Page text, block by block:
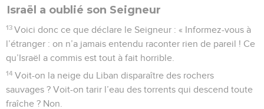
Israël a oublié son Seigneur
13 Voici donc ce que déclare le Seigneur : « Informez-vous à
l’étranger : on n’a jamais entendu raconter rien de pareil ! Ce
qu’Israël a commis est tout à fait horrible.
14 Voit-on la neige du Liban disparaître des rochers
sauvages ? Voit-on tarir l’eau des torrents qui descend toute
fraîche ? Non.